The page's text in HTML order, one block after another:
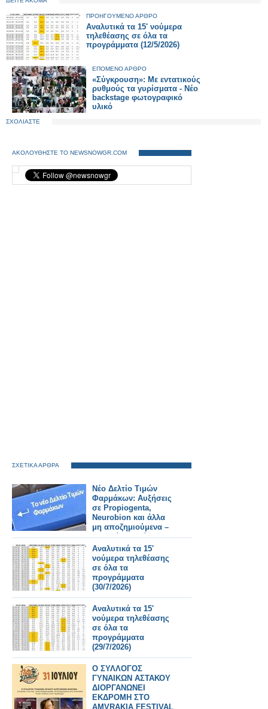
ΠΡΟΗΓΟΥΜΕΝΟ ΑΡΘΡΟ
Αναλυτικά τα 15' νούμερα
τηλεθέασης σε όλα τα
προγράμματα (12/5/2026)
ΕΠΟΜΕΝΟ ΑΡΘΡΟ
«Σύγκρουση»: Με εντατικούς
ρυθμούς τα γυρίσματα - Νέο
backstage φωτογραφικό
υλικό
ΣΧΟΛΙΑΣΤΕ
ΑΚΟΛΟΥΘΗΣΤΕ ΤΟ NEWSNOWGR.COM
ΣΧΕΤΙΚΑ ΑΡΘΡΑ
Νέο Δελτίο Τιμών
Φαρμάκων: Αυξήσεις
σε Propiogenta,
Neurobion και άλλα
μη αποζημιούμενα –
Τι αλλάζει από
31/7/2026
Αναλυτικά τα 15'
νούμερα τηλεθέασης
σε όλα τα
προγράμματα
(30/7/2026)
Αναλυτικά τα 15'
νούμερα τηλεθέασης
σε όλα τα
προγράμματα
(29/7/2026)
Ο ΣΥΛΛΟΓΟΣ
ΓΥΝΑΙΚΩΝ ΑΣΤΑΚΟΥ
ΔΙΟΡΓΑΝΩΝΕΙ
ΕΚΔΡΟΜΗ ΣΤΟ
AMVRAKIA FESTIVAL